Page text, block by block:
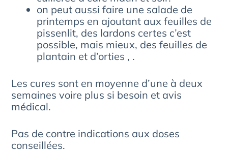
on peut aussi faire une salade de
printemps en ajoutant aux feuilles de
pissenlit, des lardons certes c’est
possible, mais mieux, des feuilles de
plantain et d’orties , .
Les cures sont en moyenne d’une à deux
semaines voire plus si besoin et avis
médical.
Pas de contre indications aux doses
conseillées.